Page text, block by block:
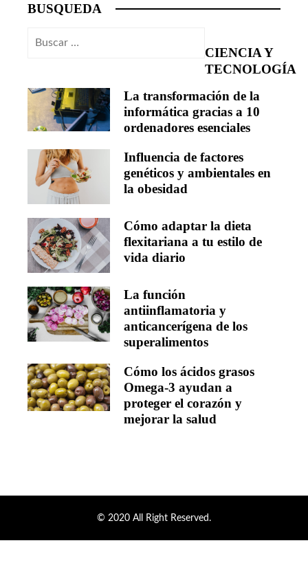
BUSQUEDA
Buscar:
CIENCIA Y
TECNOLOGÍA
La transformación de la
informática gracias a 10
ordenadores esenciales
Influencia de factores
genéticos y ambientales en
la obesidad
Cómo adaptar la dieta
flexitariana a tu estilo de
vida diario
La función
antiinflamatoria y
anticancerígena de los
superalimentos
Cómo los ácidos grasos
Omega-3 ayudan a
proteger el corazón y
mejorar la salud
© 2020 All Right Reserved.